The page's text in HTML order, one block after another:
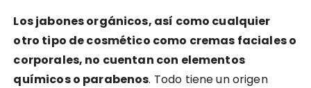
Los jabones orgánicos, así como cualquier
otro tipo de cosmético como cremas faciales o
corporales, no cuentan con elementos
químicos o parabenos. Todo tiene un origen